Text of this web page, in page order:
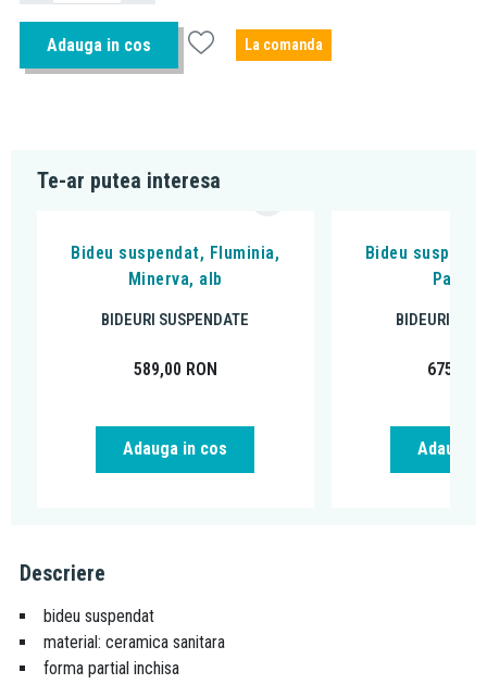
Adauga in cos La comanda
Te-ar putea interesa
Bideu suspendat, Fluminia,
Minerva, alb
BIDEURI SUSPENDATE
589,00 RON
Adauga in cos
Bideu
Paris,
BIDEURI
675,00
Adauga
Descriere
bideu suspendat
material: ceramica sanitara
forma partial inchisa